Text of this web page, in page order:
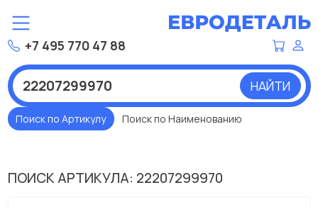
+7 495 770 47 88
НАЙТИ
Поиск по Артикулу Поиск по Наименованию
ПОИСК АРТИКУЛА: 22207299970